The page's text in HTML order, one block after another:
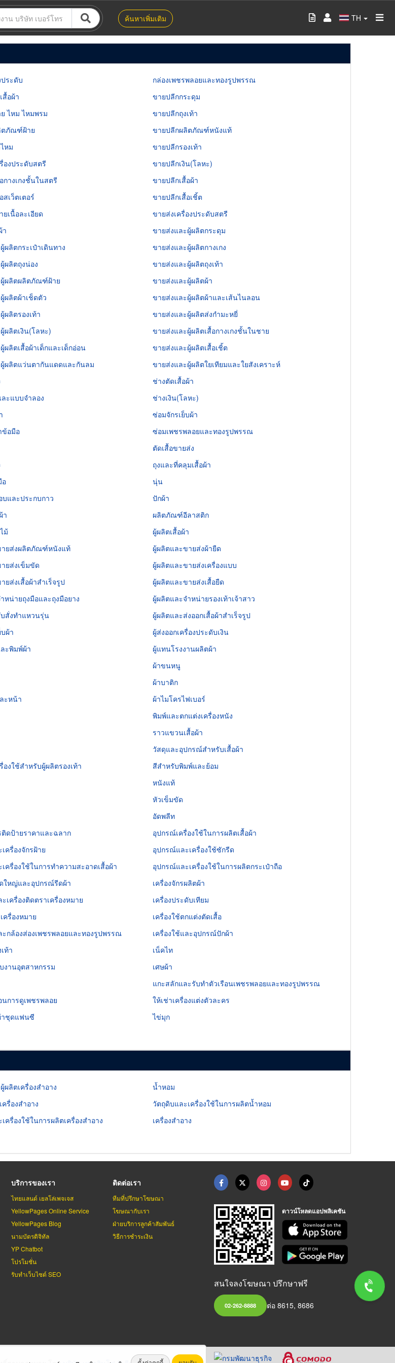
ค้นหาเพิ่มเติม TH
ประดับ
กล่องเพชรพลอยและทองรูปพรรณ
สื้อผ้า
ขายปลีกกระดุม
ไหม ไหมพรม
ขายปลีกถุงเท้า
ตภัณฑ์ฝ้าย
ขายปลีกผลิตภัณฑ์หนังแท้
หม
ขายปลีกรองเท้า
องประดับสตรี
ขายปลีกเงิน(โลหะ)
กางเกงชั้นในสตรี
ขายปลีกเสื้อผ้า
เว็ตเตอร์
ขายปลีกเสื้อเชิ้ต
เนื้อละเอียด
ขายส่งเครื่องประดับสตรี
า
ขายส่งและผู้ผลิตกระดุม
ผลิตกระเป๋าเดินทาง
ขายส่งและผู้ผลิตกางเกง
ผลิตถุงน่อง
ขายส่งและผู้ผลิตถุงเท้า
ผลิตผลิตภัณฑ์ฝ้าย
ขายส่งและผู้ผลิตผ้า
ผลิตผ้าเช็ดตัว
ขายส่งและผู้ผลิตผ้าและเส้นไนลอน
ผลิตรองเท้า
ขายส่งและผู้ผลิตส่งกำมะหยี่
ผลิตเงิน(โลหะ)
ขายส่งและผู้ผลิตเสื้อกางเกงชั้นในชาย
ผลิตเสื้อผ้าเด็กและเด็กอ่อน
ขายส่งและผู้ผลิตเสื้อเชิ้ต
ผลิตแว่นตากันแดดและกันลม
ขายส่งและผู้ผลิตใยเทียมและใยสังเคราะห์
ช่างตัดเสื้อผ้า
ะแบบจำลอง
ช่างเงิน(โลหะ)
ซ่อมจักรเย็บผ้า
อมือ
ซ่อมเพชรพลอยและทองรูปพรรณ
ตัดเสื้อขายส่ง
ถุงและที่คลุมเสื้อผ้า
นุ่น
บและประกบกาว
ปักผ้า
า
ผลิตภัณฑ์อีลาสติก
ม้
ผู้ผลิตเสื้อผ้า
ายส่งผลิตภัณฑ์หนังแท้
ผู้ผลิตและขายส่งผ้ายืด
ยส่งเข็มขัด
ผู้ผลิตและขายส่งเครื่องแบบ
ยส่งเสื้อผ้าสำเร็จรูป
ผู้ผลิตและขายส่งเสื้อยืด
หน่ายถุงมือและถุงมือยาง
ผู้ผลิตและจำหน่ายรองเท้าเจ้าสาว
สั่งทำแหวนรุ่น
ผู้ผลิตและส่งออกเสื้อผ้าสำเร็จรูป
ผ้า
ผู้ส่งออกเครื่องประดับเงิน
ะพิมพ์ผ้า
ผู้แทนโรงงานผลิตผ้า
ผ้าขนหนู
ผ้าบาติก
ะหน้า
ผ้าไมโครไฟเบอร์
พิมพ์และตกแต่งเครื่องหนัง
ราวแขวนเสื้อผ้า
วัสดุและอุปกรณ์สำหรับเสื้อผ้า
องใช้สำหรับผู้ผลิตรองเท้า
สีสำหรับพิมพ์และย้อม
หนังแท้
หัวเข็มขัด
อัดพลีท
ดป้ายราคาและฉลาก
อุปกรณ์เครื่องใช้ในการผลิตเสื้อผ้า
ครื่องจักรฝ้าย
อุปกรณ์และเครื่องใช้ซักรีด
ครื่องใช้ในการทำความสะอาดเสื้อผ้า
อุปกรณ์และเครื่องใช้ในการผลิตกระเป๋าถือ
ใหญ่และอุปกรณ์รีดผ้า
เครื่องจักรผลิตผ้า
ะเครื่องติดตราเครื่องหมาย
เครื่องประดับเทียม
ครื่องหมาย
เครื่องใช้ตกแต่งตัดเสื้อ
ะกล้องส่องเพชรพลอยและทองรูปพรรณ
เครื่องใช้และอุปกรณ์ปักผ้า
ท้า
เน็คไท
งานอุตสาหกรรม
เศษผ้า
แกะสลักและรับทำตัวเรือนเพชรพลอยและทองรูปพรรณ
นการดูเพชรพลอย
ให้เช่าเครื่องแต่งตัวละคร
าชุดแฟนซี
ไข่มุก
ผลิตเครื่องสำอาง
น้ำหอม
รื่องสำอาง
วัตถุดิบและเครื่องใช้ในการผลิตน้ำหอม
ครื่องใช้ในการผลิตเครื่องสำอาง
เครื่องสำอาง
บริการของเรา
ไทยแลนด์ เยลโล่เพจเจส
YellowPages Online Service
YellowPages Blog
นามบัตรดิจิทัล
YP Chatbot
โปรโมชั่น
รับทำเว็บไซต์ SEO
ติดต่อเรา
ทีมที่ปรึกษาโฆษณา
โฆษณากับเรา
ฝ่ายบริการลูกค้าสัมพันธ์
วิธีการชำระเงิน
ดาวน์โหลดแอปพลิเคชัน
สนใจลงโฆษณา ปรึกษาฟรี
02-262-8888 ต่อ 8615, 8686